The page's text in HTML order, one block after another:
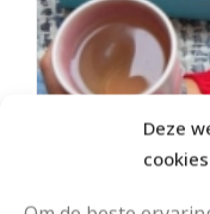
Deze
cookies